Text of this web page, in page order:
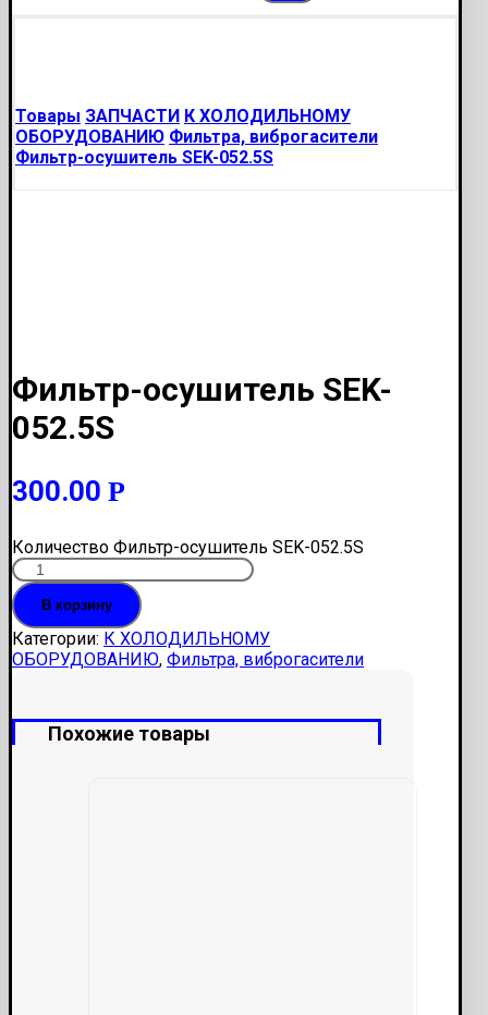
Товары ЗАПЧАСТИ К ХОЛОДИЛЬНОМУ
ОБОРУДОВАНИЮ Фильтра, виброгасители
Фильтр-осушитель SEK-052.5S
Фильтр-осушитель SEK-
052.5S
300.00 Р
Количество Фильтр-осушитель SEK-052.5S
В корзину
Категории: К ХОЛОДИЛЬНОМУ
ОБОРУДОВАНИЮ, Фильтра, виброгасители
Похожие товары